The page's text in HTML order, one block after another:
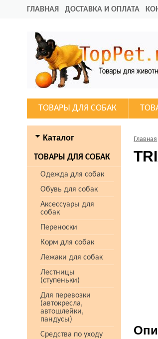
ГЛАВНАЯ ДОСТАВКА И ОПЛАТА
ТОВАРЫ ДЛЯ СОБАК
Каталог
ТОВАРЫ ДЛЯ СОБАК
Одежда для собак
Обувь для собак
Аксессуары для
собак
Переноски
Корм для собак
Лежаки для собак
Лестницы
(ступеньки)
Для перевозки
(автокресла,
автошлейки,
пандусы)
Средства по уходу
Главная